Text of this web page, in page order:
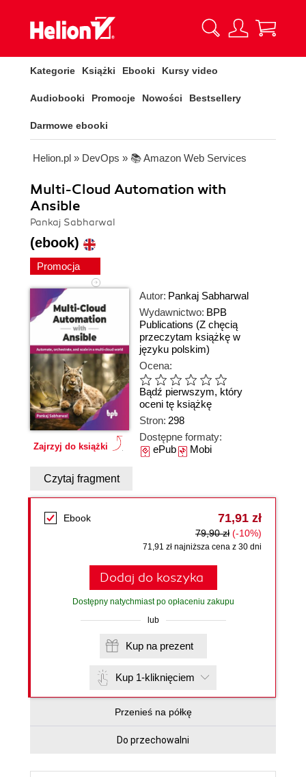
Kategorie Książki Ebooki Kursy video
Audiobooki Promocje Nowości Bestsellery
Darmowe ebooki
Helion.pl » DevOps » 📚 Amazon Web Services
Multi-Cloud Automation with
Ansible
Pankaj Sabharwal
(ebook)
Promocja
Zajrzyj do książki
Autor: Pankaj Sabharwal
Wydawnictwo: BPB
Publications (Z chęcią
przeczytam książkę w
języku polskim)
Ocena:
Bądź pierwszym, który
oceni tę książkę
Stron: 298
Dostępne formaty:
ePubMobi
Czytaj fragment
Ebook 71,91 zł
79,90 zł (-10%)
71,91 zł najniższa cena z 30 dni
Dodaj do koszyka
Dostępny natychmiast po opłaceniu zakupu
lub
Kup na prezent
Kup 1-kliknięciem
Przenieś na półkę
Do przechowalni